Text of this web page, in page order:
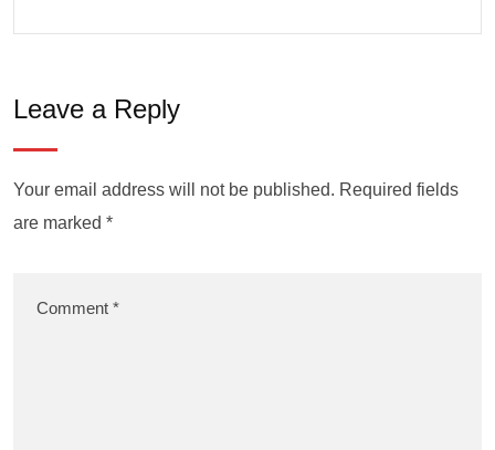
Leave a Reply
Your email address will not be published. Required fields
are marked *